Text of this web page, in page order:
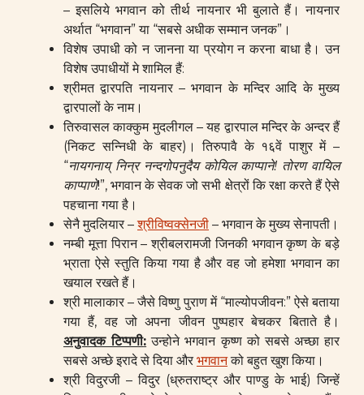
– इसलिये भगवान को तीर्थ नायनार भी बुलाते हैं। नायनार
अर्थात “भगवान” या “सबसे अधीक सम्मान जनक”।
विशेष उपाधी को न जानना या प्रयोग न करना बाधा है। उन
विशेष उपाधीयों मे शामिल हैं:
श्रीमत द्वारपति नायनार – भगवान के मन्दिर आदि के मुख्य
द्वारपालों के नाम।
तिरुवासल काक्कुम मुदलीगल – यह द्वारपाल मन्दिर के अन्दर हैं
(निकट सन्निधी के बाहर)। तिरुपावै के १६वें पाशुर में –
“नायगनाय् निन्र नन्दगोपनुदैय कोयिल काप्पाने! तोरण वायिल
काप्पाणे!”, भगवान के सेवक जो सभी क्षेत्रों कि रक्षा करते हैं ऐसे
पहचाना गया है।
सेनै मुदलियार –श्रीविष्वक्सेनजी – भगवान के मुख्य सेनापती।
नम्बी मूत्ता पिरान – श्रीबलरामजी जिनकी भगवान कृष्ण के बड़े
भ्राता ऐसे स्तुति किया गया है और वह जो हमेशा भगवान का
खयाल रखते हैं।
श्री मालाकार – जैसे विष्णु पुराण में “माल्योपजीवन:” ऐसे बताया
गया हैं, वह जो अपना जीवन पुष्पहार बेचकर बिताते है।
अनुवादक टिप्पणी: उन्होने भगवान कृष्ण को सबसे अच्छा हार
सबसे अच्छे इरादे से दिया और भगवानको बहुत खुश किया।
श्री विदुरजी – विदुर (ध्रुतराष्ट्र और पाण्डु के भाई) जिन्हें